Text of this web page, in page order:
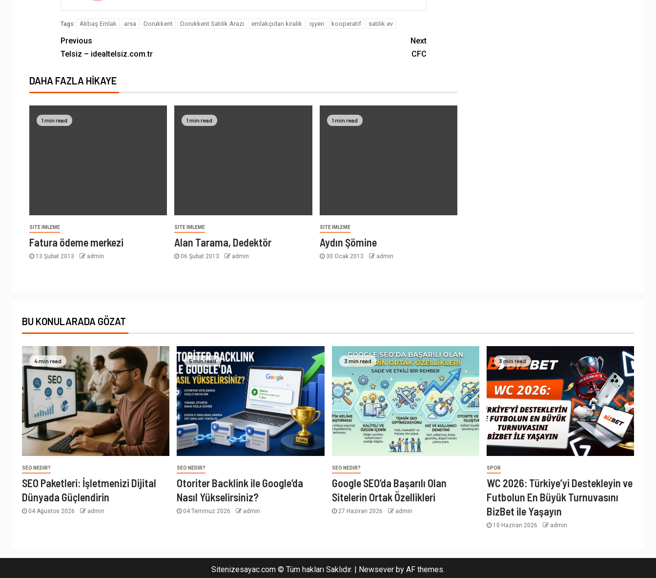
Tags: Akbaş Emlak arsa Dorukkent Dorukkent Satılık Arazi emlakçıdan kiralık işyeri kooperatif satılık ev
Previous
Telsiz – idealtelsiz.com.tr
Next
CFC
DAHA FAZLA HIKAYE
1 min read
SITE IMLEME
Fatura ödeme merkezi
13 Şubat 2013 admin
1 min read
SITE IMLEME
Alan Tarama, Dedektör
06 Şubat 2013 admin
1 min read
SITE IMLEME
Aydın Şömine
30 Ocak 2013 admin
BU KONULARADA GÖZAT
4 min read
SEO NEDIR?
SEO Paketleri: İşletmenizi Dijital
Dünyada Güçlendirin
04 Ağustos 2026 admin
5 min read
SEO NEDIR?
Otoriter Backlink ile Google’da
Nasıl Yükselirsiniz?
04 Temmuz 2026 admin
3 min read
SEO NEDIR?
Google SEO’da Başarılı Olan
Sitelerin Ortak Özellikleri
27 Haziran 2026 admin
3 min read
SPOR
WC 2026: Türkiye’yi Destekleyin ve
Futbolun En Büyük Turnuvasını
BizBet ile Yaşayın
10 Haziran 2026 admin
Sitenizesayac.com © Tüm hakları Saklıdır. | Newsever by AF themes.